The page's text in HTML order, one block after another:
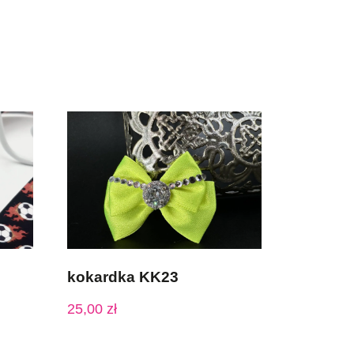
kokardka KK23
25,00 zł